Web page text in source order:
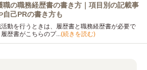
職の職務経歴書の書き方｜項目別の記載事
自己PRの書き方も
動を行うときは、履歴書と職務経歴書が必要で
歴書がこちらのプ...(続きを読む)